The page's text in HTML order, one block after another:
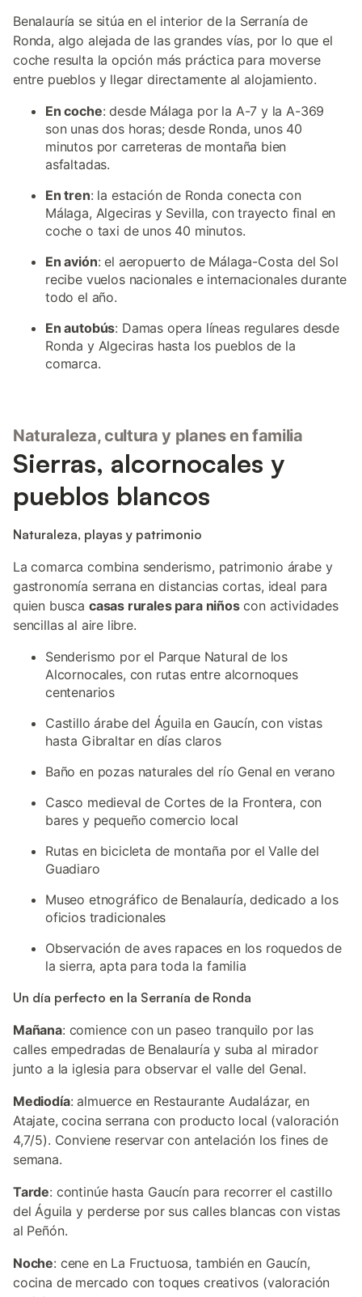
Benalauría se sitúa en el interior de la Serranía de
Ronda, algo alejada de las grandes vías, por lo que el
coche resulta la opción más práctica para moverse
entre pueblos y llegar directamente al alojamiento.
En coche: desde Málaga por la A-7 y la A-369
son unas dos horas; desde Ronda, unos 40
minutos por carreteras de montaña bien
asfaltadas.
En tren: la estación de Ronda conecta con
Málaga, Algeciras y Sevilla, con trayecto final en
coche o taxi de unos 40 minutos.
En avión: el aeropuerto de Málaga-Costa del Sol
recibe vuelos nacionales e internacionales durante
todo el año.
En autobús: Damas opera líneas regulares desde
Ronda y Algeciras hasta los pueblos de la
comarca.
Naturaleza, cultura y planes en familia
Sierras, alcornocales y
pueblos blancos
Naturaleza, playas y patrimonio
La comarca combina senderismo, patrimonio árabe y
gastronomía serrana en distancias cortas, ideal para
quien busca casas rurales para niñoscon actividades
sencillas al aire libre.
Senderismo por el Parque Natural de los
Alcornocales, con rutas entre alcornoques
centenarios
Castillo árabe del Águila en Gaucín, con vistas
hasta Gibraltar en días claros
Baño en pozas naturales del río Genal en verano
Casco medieval de Cortes de la Frontera, con
bares y pequeño comercio local
Rutas en bicicleta de montaña por el Valle del
Guadiaro
Museo etnográfico de Benalauría, dedicado a los
oficios tradicionales
Observación de aves rapaces en los roquedos de
la sierra, apta para toda la familia
Un día perfecto en la Serranía de Ronda
Mañana: comience con un paseo tranquilo por las
calles empedradas de Benalauría y suba al mirador
junto a la iglesia para observar el valle del Genal.
Mediodía: almuerce en Restaurante Audalázar, en
Atajate, cocina serrana con producto local (valoración
4,7/5). Conviene reservar con antelación los fines de
semana.
Tarde: continúe hasta Gaucín para recorrer el castillo
del Águila y perderse por sus calles blancas con vistas
al Peñón.
Noche: cene en La Fructuosa, también en Gaucín,
cocina de mercado con toques creativos (valoración